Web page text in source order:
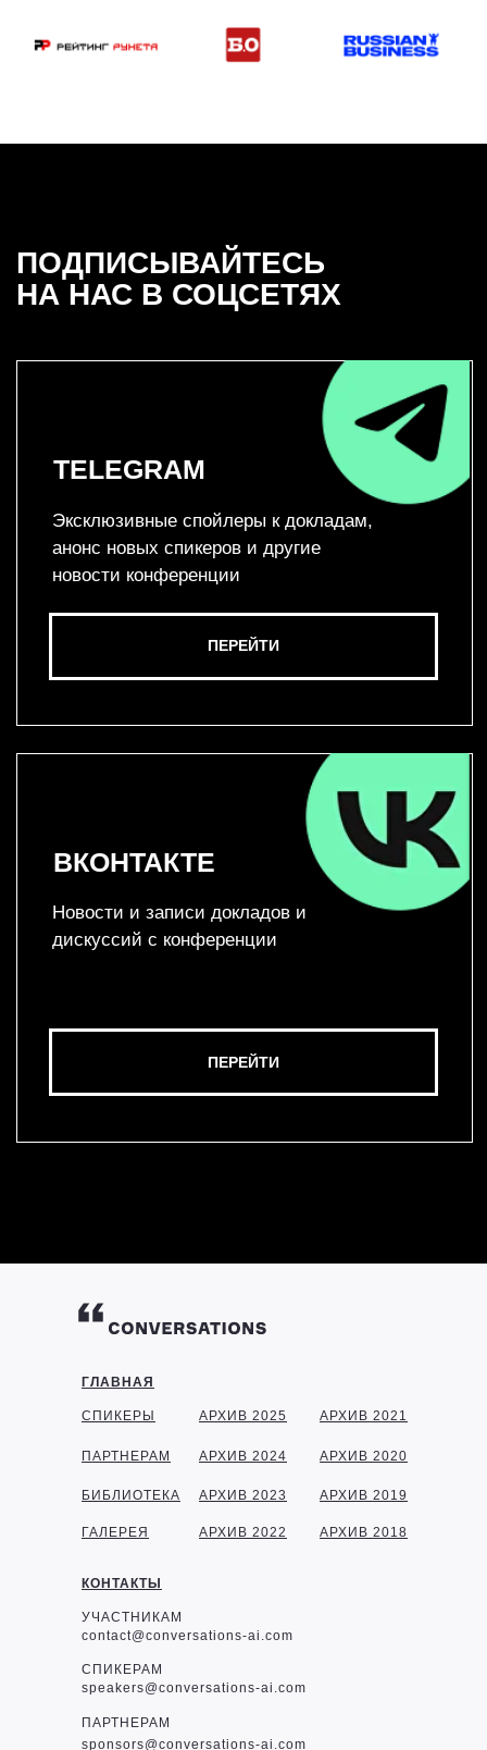
ГЛАВНАЯ
КОНТАКТЫ
СПИКЕРЫ
ПАРТНЕРАМ
БИБЛИОТЕКА
УЧАСТНИКАМ
contact@conversations-ai.com
СПИКЕРАМ
speakers@conversations-ai.com
ПАРТНЕРАМ
sponsors@conversations-ai.com
ГАЛЕРЕЯ
АРХИВ 2025
АРХИВ 2024
АРХИВ 2023
АРХИВ 2022
АРХИВ 2021
АРХИВ 2020
АРХИВ 2019
АРХИВ 2018